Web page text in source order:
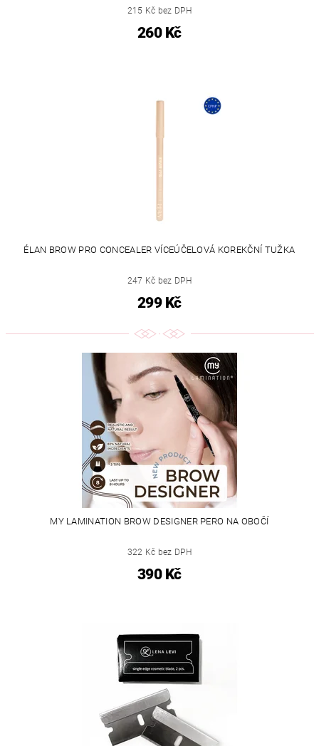
215 Kč bez DPH
260 Kč
ÉLAN BROW PRO CONCEALER VÍCEÚČELOVÁ KOREKČNÍ TUŽKA
247 Kč bez DPH
299 Kč
MY LAMINATION BROW DESIGNER PERO NA OBOČÍ
322 Kč bez DPH
390 Kč